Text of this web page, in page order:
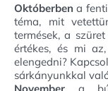
Októberben a
téma, mit
termések, a
értékes, és mi
elengedni?
sárkányunkkal
November a